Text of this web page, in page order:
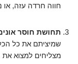
חווה חרדה עזה, או
תחושת חוסר
שמיציתם את כל
מצליחים למצוא את